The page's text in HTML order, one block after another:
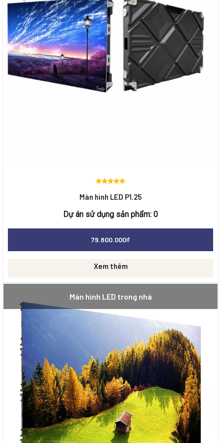
Được
xếp
5 sao
Màn hình LED P1.25
Dự án sử dụng sản phẩm: 0
79.800.000₫
Xem thêm
Màn hình LED trong nhà